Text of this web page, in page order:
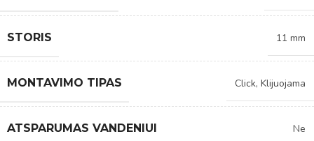
STORIS 11 mm
MONTAVIMO TIPAS Click, Klijuojama
ATSPARUMAS VANDENIUI Ne